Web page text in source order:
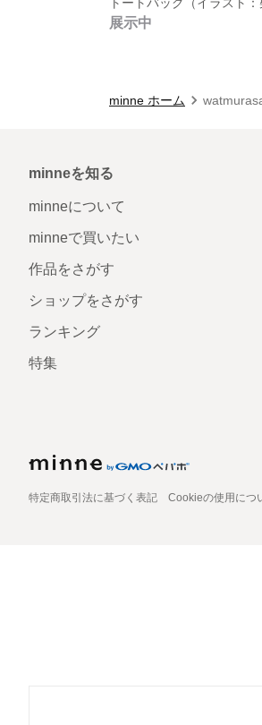
展示中
minne ホーム
minneを知る
minneについて
minneで買いたい
作品をさがす
ショップをさがす
ランキング
特集
特定商取引法に基づく表記 Cookieの使用につ